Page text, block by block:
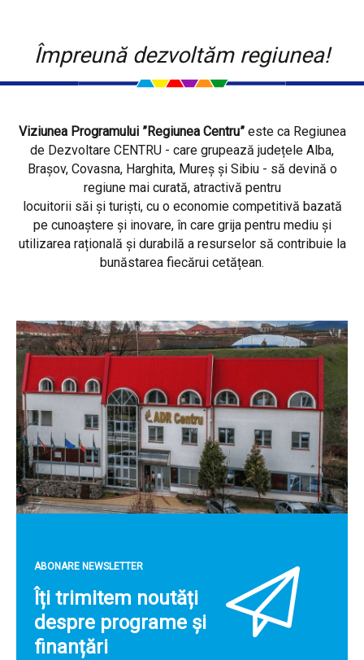
Împreună dezvoltăm regiunea!
Viziunea Programului ”Regiunea Centru”este ca Regiunea
de Dezvoltare CENTRU - care grupează județele Alba,
Brașov, Covasna, Harghita, Mureș și Sibiu - să devină o
regiune mai curată, atractivă pentru
locuitorii săi și turiști, cu o economie competitivă bazată
pe cunoaștere și inovare, în care grija pentru mediu și
utilizarea rațională și durabilă a resurselor să contribuie la
bunăstarea fiecărui cetățean.
ABONARE NEWSLETTER
Îți trimitem noutăți
despre programe și
finanțări